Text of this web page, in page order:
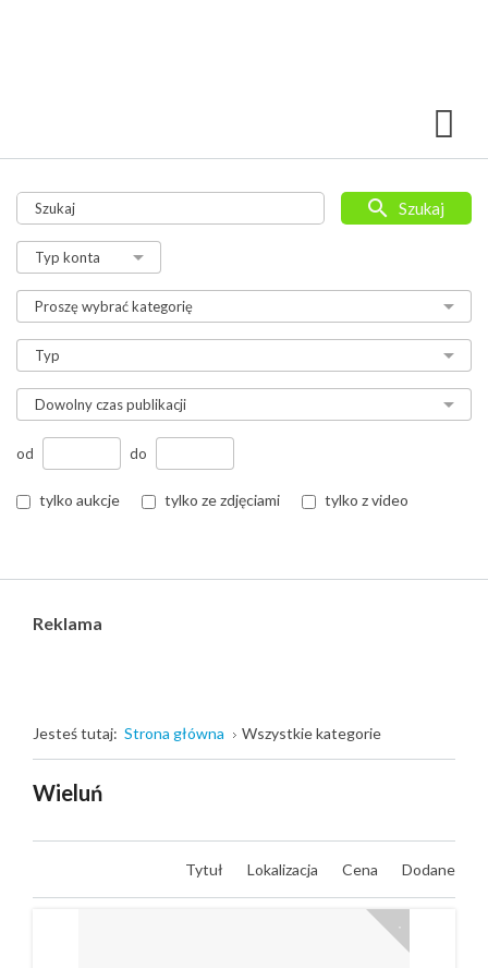
od do
tylko aukcje tylko ze zdjęciami tylko z video
Szukaj
Reklama
Jesteś tutaj: Strona główna Wszystkie kategorie
Wieluń
Tytuł Lokalizacja Cena Dodane